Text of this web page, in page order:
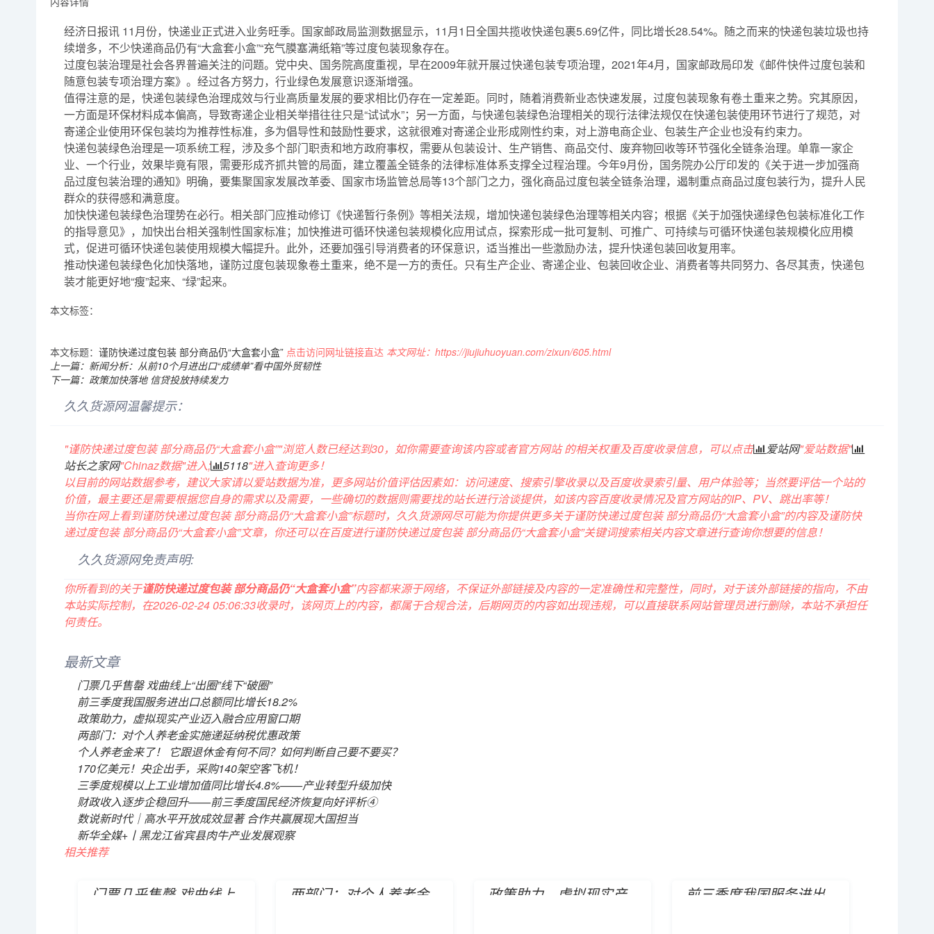
经济日报讯 11月份，快递业正式进入业务旺季。国家邮政局监测数据显示，11月1日全国共揽收快递包裹5.69亿件，同比增长28.54%。随之而来的快递包装垃圾也持
续增多，不少快递商品仍有“大盒套小盒”“充气膜塞满纸箱”等过度包装现象存在。
过度包装治理是社会各界普遍关注的问题。党中央、国务院高度重视，早在2009年就开展过快递包装专项治理，2021年4月，国家邮政局印发《邮件快件过度包装和
随意包装专项治理方案》。经过各方努力，行业绿色发展意识逐渐增强。
值得注意的是，快递包装绿色治理成效与行业高质量发展的要求相比仍存在一定差距。同时，随着消费新业态快速发展，过度包装现象有卷土重来之势。究其原因，
一方面是环保材料成本偏高，导致寄递企业相关举措往往只是“试试水”；另一方面，与快递包装绿色治理相关的现行法律法规仅在快递包装使用环节进行了规范，对
寄递企业使用环保包装均为推荐性标准，多为倡导性和鼓励性要求，这就很难对寄递企业形成刚性约束，对上游电商企业、包装生产企业也没有约束力。
快递包装绿色治理是一项系统工程，涉及多个部门职责和地方政府事权，需要从包装设计、生产销售、商品交付、废弃物回收等环节强化全链条治理。单靠一家企
业、一个行业，效果毕竟有限，需要形成齐抓共管的局面，建立覆盖全链条的法律标准体系支撑全过程治理。今年9月份，国务院办公厅印发的《关于进一步加强商
品过度包装治理的通知》明确，要集聚国家发展改革委、国家市场监管总局等13个部门之力，强化商品过度包装全链条治理，遏制重点商品过度包装行为，提升人民
群众的获得感和满意度。
加快快递包装绿色治理势在必行。相关部门应推动修订《快递暂行条例》等相关法规，增加快递包装绿色治理等相关内容；根据《关于加强快递绿色包装标准化工作
的指导意见》，加快出台相关强制性国家标准；加快推进可循环快递包装规模化应用试点，探索形成一批可复制、可推广、可持续与可循环快递包装规模化应用模
式，促进可循环快递包装使用规模大幅提升。此外，还要加强引导消费者的环保意识，适当推出一些激励办法，提升快递包装回收复用率。
推动快递包装绿色化加快落地，谨防过度包装现象卷土重来，绝不是一方的责任。只有生产企业、寄递企业、包装回收企业、消费者等共同努力、各尽其责，快递包
装才能更好地“瘦”起来、“绿”起来。
本文标签：
本文标题： 谨防快递过度包装 部分商品仍“大盒套小盒” 点击访问网址链接直达 本文网址： https://jiujiuhuoyuan.com/zixun/605.html
上一篇：新闻分析：从前10个月进出口“成绩单”看中国外贸韧性
下一篇：政策加快落地 信贷投放持续发力
久久货源网温馨提示：
"谨防快递过度包装 部分商品仍“大盒套小盒”"浏览人数已经达到30，如你需要查询该内容或者官方网站 的相关权重及百度收录信息，可以点击 爱站网"爱站数据"
站长之家网"Chinaz数据"进入; 5118"进入查询更多！
以目前的网站数据参考，建议大家请以爱站数据为准，更多网站价值评估因素如：访问速度、搜索引擎收录以及百度收录索引量、用户体验等；当然要评估一个站的
价值，最主要还是需要根据您自身的需求以及需要，一些确切的数据则需要找的站长进行洽谈提供，如该内容百度收录情况及官方网站的IP、PV、跳出率等！
当你在网上看到谨防快递过度包装 部分商品仍“大盒套小盒”标题时，久久货源网尽可能为你提供更多关于谨防快递过度包装 部分商品仍“大盒套小盒”的内容及谨防快
递过度包装 部分商品仍“大盒套小盒”文章，你还可以在百度进行谨防快递过度包装 部分商品仍“大盒套小盒”关键词搜索相关内容文章进行查询你想要的信息！
久久货源网免责声明:
你所看到的关于谨防快递过度包装 部分商品仍“大盒套小盒”内容都来源于网络，不保证外部链接及内容的一定准确性和完整性，同时，对于该外部链接的指向，不由
本站实际控制，在2026-02-24 05:06:33收录时，该网页上的内容，都属于合规合法，后期网页的内容如出现违规，可以直接联系网站管理员进行删除，本站不承担任
何责任。
最新文章
门票几乎售罄 戏曲线上“出圈”线下“破圈”
前三季度我国服务进出口总额同比增长18.2%
政策助力，虚拟现实产业迈入融合应用窗口期
两部门：对个人养老金实施递延纳税优惠政策
个人养老金来了！ 它跟退休金有何不同？如何判断自己要不要买？
170亿美元！央企出手，采购140架空客飞机！
三季度规模以上工业增加值同比增长4.8%——产业转型升级加快
财政收入逐步企稳回升——前三季度国民经济恢复向好评析④
数说新时代｜高水平开放成效显著 合作共赢展现大国担当
新华全媒+丨黑龙江省宾县肉牛产业发展观察
相关推荐
门票几乎售罄 戏曲线上 两部门：对个人养老金 政策助力，虚拟现实产 前三季度我国服务进出